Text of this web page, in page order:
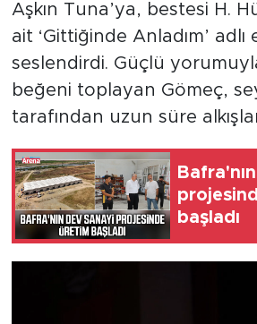
Aşkın Tuna’ya, bestesi H.
ait ‘Gittiğinde Anladım’ adlı
seslendirdi. Güçlü
beğeni toplayan Gömeç,
tarafından uzun süre
başladı